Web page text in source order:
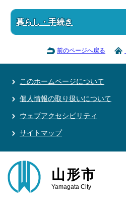
暮らし・手続き
前のページへ戻る
このホームページについて
個人情報の取り扱いについて
ウェブアクセシビリティ
サイトマップ
山形市
Yamagata City